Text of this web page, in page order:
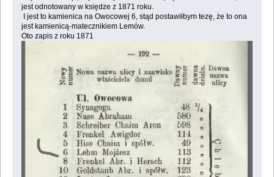
jest odnotowany w księdze z 1871 roku.
I jest to kamienica na Owocowej 6, stąd postawiłbym tezę, że to ona
jest kamienicą-matecznikiem Lemów.
Oto zapis z roku 1871